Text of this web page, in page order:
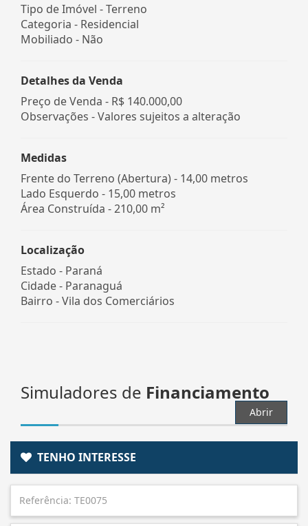
Tipo de Imóvel - Terreno
Categoria - Residencial
Mobiliado - Não
Detalhes da Venda
Preço de Venda - R$ 140.000,00
Observações - Valores sujeitos a alteração
Medidas
Frente do Terreno (Abertura) - 14,00 metros
Lado Esquerdo - 15,00 metros
Área Construída - 210,00 m²
Localização
Estado - Paraná
Cidade - Paranaguá
Bairro -Vila dos Comerciários
Simuladores de Financiamento
Abrir
TENHO INTERESSE